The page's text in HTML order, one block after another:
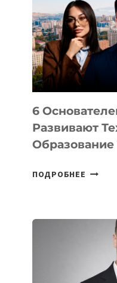
ОТ
OPENAI
6
Развивают
Образование
ПОДРОБНЕЕ